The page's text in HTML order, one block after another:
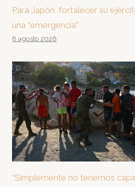
Para Japón, fortalecer su
una “emergencia”
8 agosto 2026
“Simplemente no tenemos